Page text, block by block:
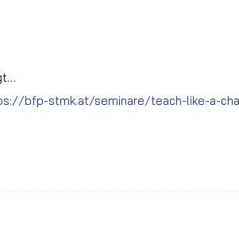
bfp-stmk.at/seminare/teach-like-a-